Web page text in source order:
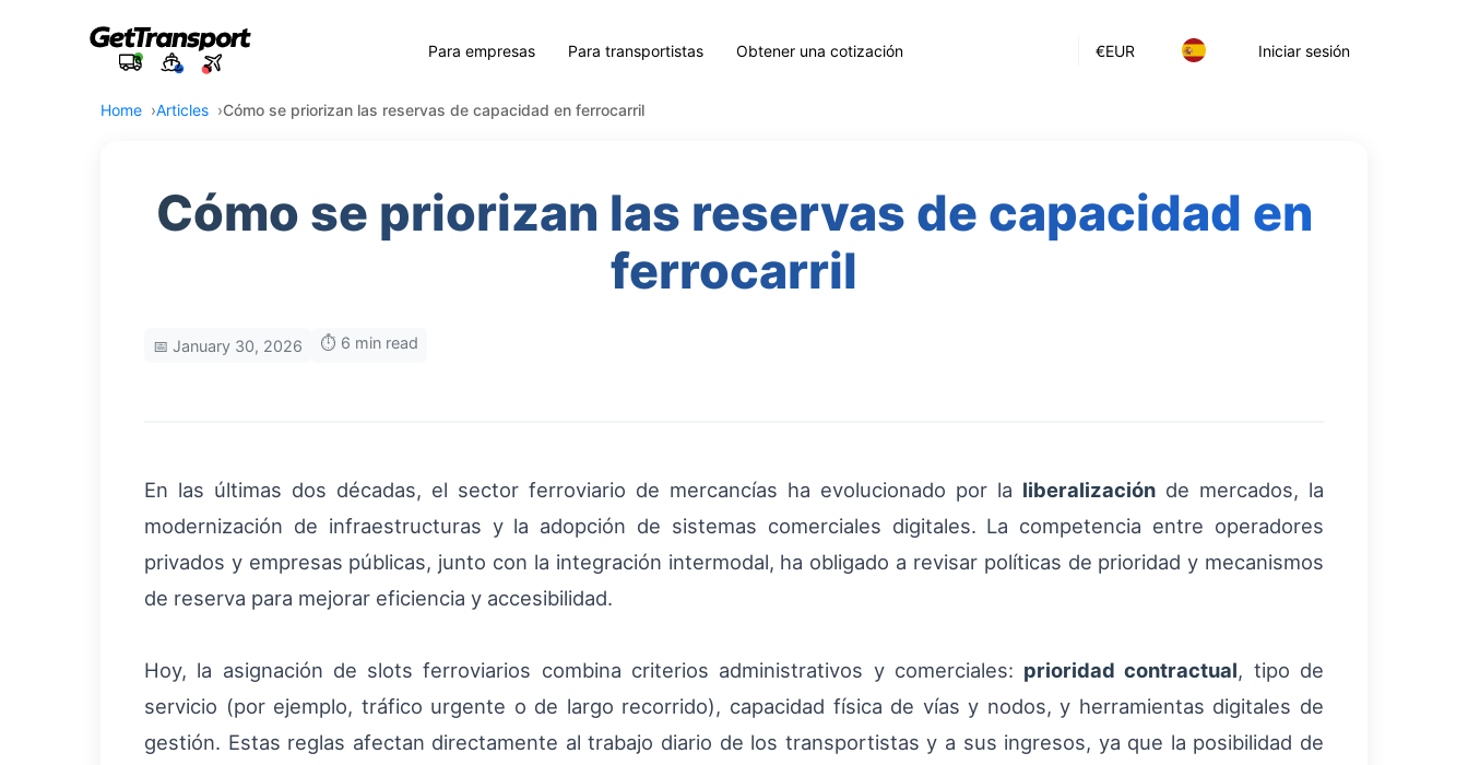
€EUR Iniciar sesión
Para empresas Para transportistas Obtener una cotización
Home Articles Cómo se priorizan las reservas de capacidad en ferrocarril
Cómo se priorizan las reservas de capacidad en
ferrocarril
📅 January 30, 2026 ⏱️ 6 min read
En las últimas dos décadas, el sector ferroviario de mercancías ha evolucionado por la liberalización de mercados, la
modernización de infraestructuras y la adopción de sistemas comerciales digitales. La competencia entre operadores
privados y empresas públicas, junto con la integración intermodal, ha obligado a revisar políticas de prioridad y mecanismos
de reserva para mejorar eficiencia y accesibilidad.
Hoy, la asignación de slots ferroviarios combina criterios administrativos y comerciales: prioridad contractual, tipo de
servicio (por ejemplo, tráfico urgente o de largo recorrido), capacidad física de vías y nodos, y herramientas digitales de
gestión. Estas reglas afectan directamente al trabajo diario de los transportistas y a sus ingresos, ya que la posibilidad de